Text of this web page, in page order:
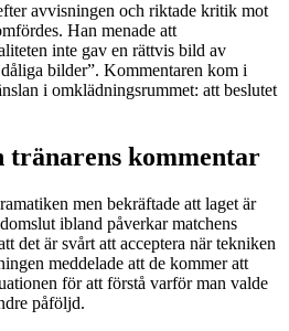
avvisningen och riktade kritik mot
Han menade att
inte gav en rättvis bild av
bilder”. Kommentaren kom i
i omklädningsrummet: att beslutet
tränarens kommentar
men bekräftade att laget är
ibland påverkar matchens
det är svårt att acceptera när tekniken
meddelade att de kommer att
för att förstå varför man valde
påföljd.